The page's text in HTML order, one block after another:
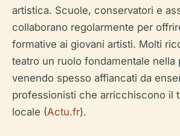
artistica. Scuole, conservatori e
collaborano regolarmente per
formative ai giovani artisti. Molti
teatro un ruolo fondamentale nella
venendo spesso affiancati da
professionisti che arricchiscono il
locale (Actu.fr).